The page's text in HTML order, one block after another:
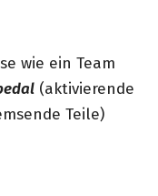
wie ein Team
(aktivierende
Teile)